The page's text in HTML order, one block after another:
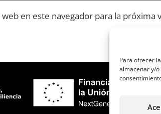
Para ofrecer
almacenar y/
en este navegador para la próxima